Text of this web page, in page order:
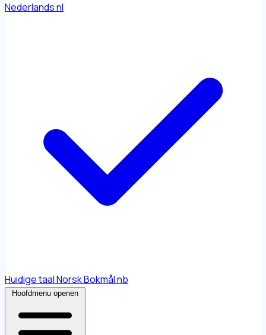
Nederlandsnl
Huidige taalNorsk Bokmålnb
Hoofdmenu openen